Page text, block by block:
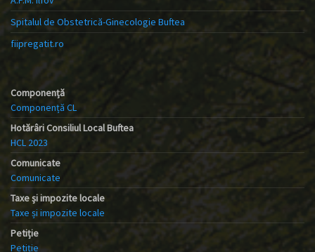
Spitalul de Obstetrică-Ginecologie Buftea
fiipregatit.ro
Componență
Componență CL
Hotărâri Consiliul Local Buftea
HCL 2023
Comunicate
Comunicate
Taxe și impozite locale
Taxe și impozite locale
Petiție
Petiție